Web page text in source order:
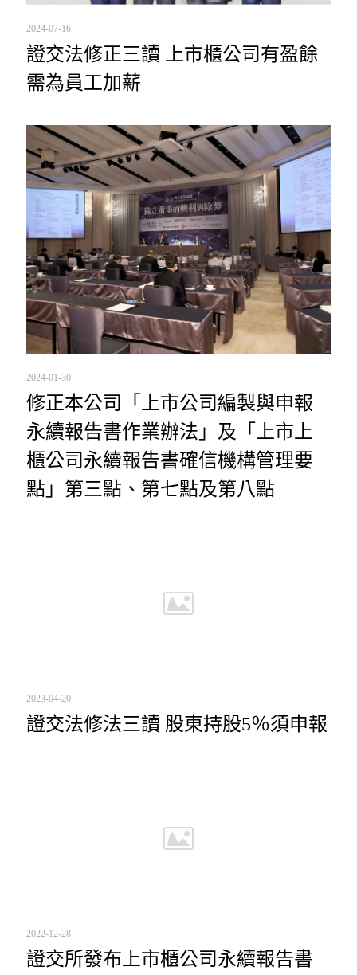
2024-07-16
證交法修正三讀 上市櫃公司有盈餘
需為員工加薪
2024-01-30
修正本公司「上市公司編製與申報
永續報告書作業辦法」及「上市上
櫃公司永續報告書確信機構管理要
點」第三點、第七點及第八點
2023-04-20
證交法修法三讀 股東持股5％須申報
2022-12-28
證交所發布上市櫃公司永續報告書